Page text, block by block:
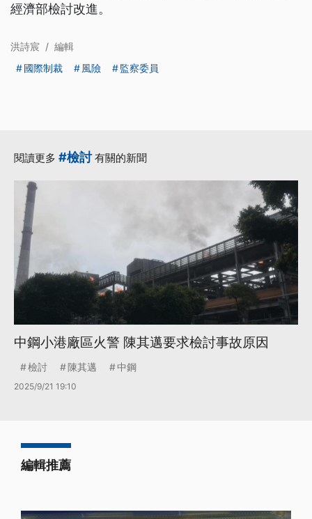
經濟部檢討改進。
洪詩宸 / 編輯
國際制裁
風險 監察委員
閱讀更多 #檢討有關的新聞
中鋼小港廠區火警 陳其邁要求檢討事故原因
檢討 陳其邁 中鋼
2025/9/21 19:10
編輯推薦